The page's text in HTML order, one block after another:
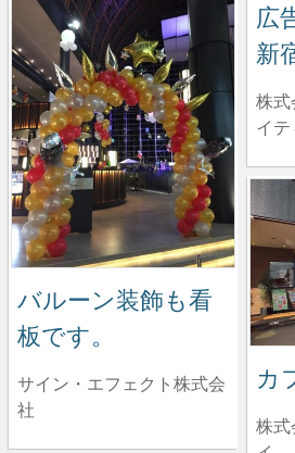
広
新
株式
イ
バルーン装飾も看
板です。
サイン・エフェクト株式会
社
カ
株式